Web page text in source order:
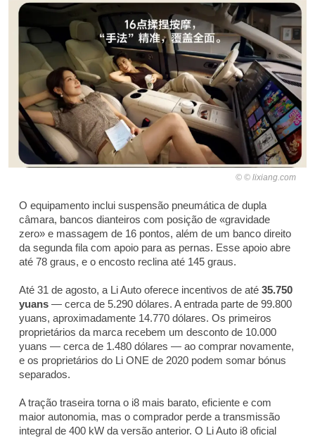
© lixiang.com
O equipamento inclui suspensão pneumática de dupla
câmara, bancos dianteiros com posição de «gravidade
zero» e massagem de 16 pontos, além de um banco direito
da segunda fila com apoio para as pernas. Esse apoio abre
até 78 graus, e o encosto reclina até 145 graus.
Até 31 de agosto, a Li Auto oferece incentivos de até 35.750
yuans — cerca de 5.290 dólares. A entrada parte de 99.800
yuans, aproximadamente 14.770 dólares. Os primeiros
proprietários da marca recebem um desconto de 10.000
yuans — cerca de 1.480 dólares — ao comprar novamente,
e os proprietários do Li ONE de 2020 podem somar bónus
separados.
A tração traseira torna o i8 mais barato, eficiente e com
maior autonomia, mas o comprador perde a transmissão
integral de 400 kW da versão anterior. O Li Auto i8 oficial